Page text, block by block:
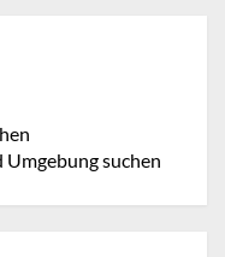
Umgebung suchen